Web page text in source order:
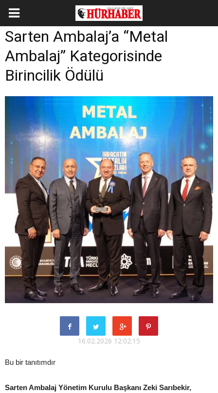
Sarten Ambalaj’a “Metal
Ambalaj” Kategorisinde
Birincilik Ödülü
16.02.2026 12:02:15
Bu bir tanıtımdır
Sarten Ambalaj Yönetim Kurulu Başkanı Zeki Sarıbekir,